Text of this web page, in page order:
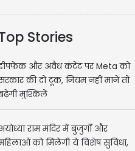
Stories
और अवैध कंटेंट पर Meta को
की दो टूक, नियम नहीं माने तो
मुश्किलें
राम मंदिर में बुजुर्गों और
को मिलेगी ये विशेष सुविधा,